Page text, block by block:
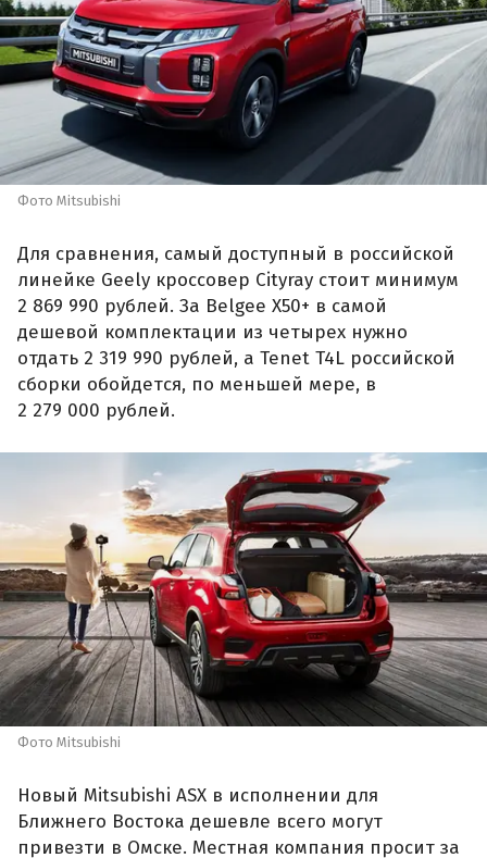
Фото Mitsubishi
Для сравнения, самый доступный в российской
линейке Geely кроссовер Cityray стоит минимум
2 869 990 рублей. За Belgee X50+ в самой
дешевой комплектации из четырех нужно
отдать 2 319 990 рублей, а Tenet T4L российской
сборки обойдется, по меньшей мере, в
2 279 000 рублей.
Фото Mitsubishi
Новый Mitsubishi ASX в исполнении для
Ближнего Востока дешевле всего могут
привезти в Омске. Местная компания просит за